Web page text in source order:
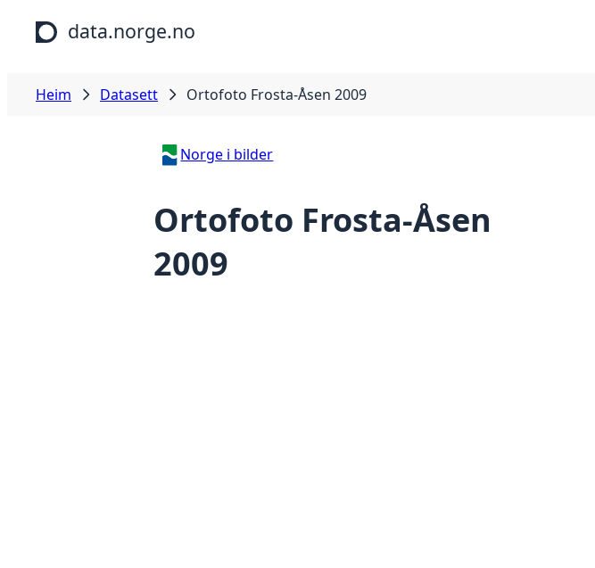
Hopp til hovudinnhald
data.norge.no
Heim Datasett Ortofoto Frosta-Åsen 2009
Norge i bilder
Ortofoto Frosta-Åsen
2009